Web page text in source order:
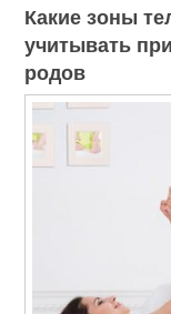
Какие зоны
учитывать
родов